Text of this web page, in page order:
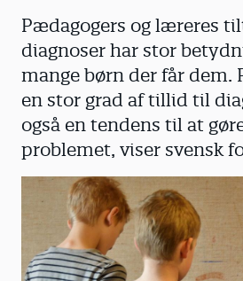
Pædagogers og læreres
diagnoser har stor
mange børn der får dem.
en stor grad af tillid til
også en tendens til at
problemet, viser svensk